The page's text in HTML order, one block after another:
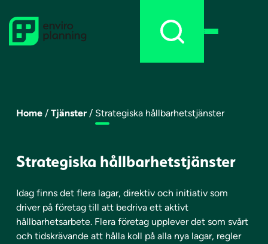
content
Home / Tjänster / Strategiska hållbarhetstjänster
Strategiska hållbarhetstjänster
Idag finns det flera lagar, direktiv och initiativ som
driver på företag till att bedriva ett aktivt
hållbarhetsarbete. Flera företag upplever det som svårt
och tidskrävande att hålla koll på alla nya lagar, regler